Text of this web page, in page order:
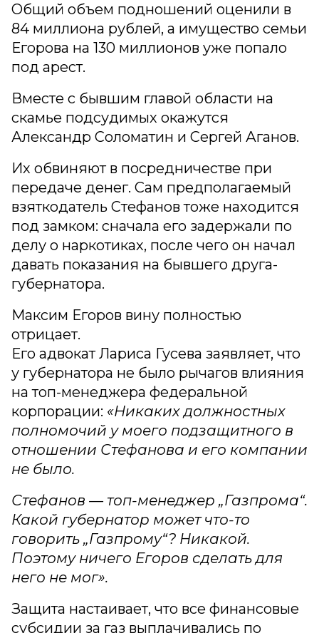
Общий объем подношений оценили в
84 миллиона рублей, а имущество семьи
Егорова на 130 миллионов уже попало
под арест.
Вместе с бывшим главой области на
скамье подсудимых окажутся
Александр Соломатин и Сергей Аганов.
Их обвиняют в посредничестве при
передаче денег. Сам предполагаемый
взяткодатель Стефанов тоже находится
под замком: сначала его задержали по
делу о наркотиках, после чего он начал
давать показания на бывшего друга-
губернатора.
Максим Егоров вину полностью
отрицает.
Его адвокат Лариса Гусева заявляет, что
у губернатора не было рычагов влияния
на топ-менеджера федеральной
корпорации: «Никаких должностных
полномочий у моего подзащитного в
отношении Стефанова и его компании
не было.
Стефанов — топ-менеджер „Газпрома“.
Какой губернатор может что-то
говорить „Газпрому“? Никакой.
Поэтому ничего Егоров сделать для
него не мог».
Защита настаивает, что все финансовые
субсидии за газ выплачивались по